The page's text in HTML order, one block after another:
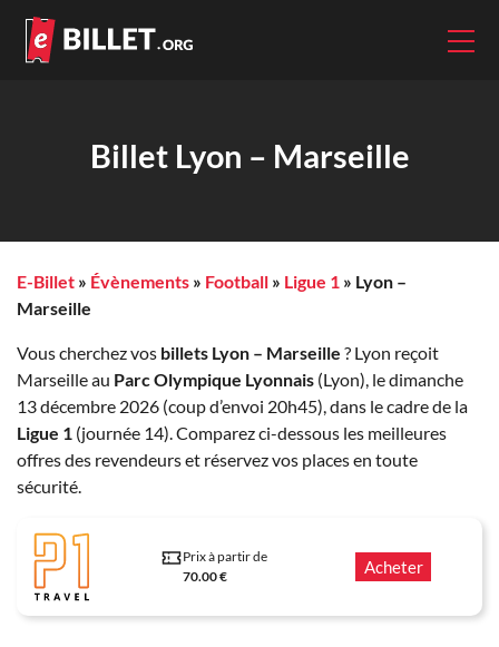
Billet Lyon – Marseille
E-Billet » Évènements » Football » Ligue 1 » Lyon –
Marseille
Vous cherchez vos billets Lyon – Marseille ? Lyon reçoit
Marseille au Parc Olympique Lyonnais (Lyon), le dimanche
13 décembre 2026 (coup d’envoi 20h45), dans le cadre de la
Ligue 1 (journée 14). Comparez ci-dessous les meilleures
offres des revendeurs et réservez vos places en toute
sécurité.
Prix à partir de
70.00 €
Acheter